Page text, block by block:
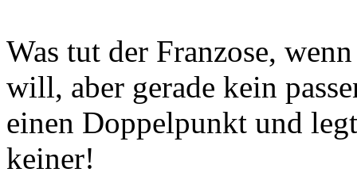
Was tut der Franzose,
will, aber gerade kein
einen Doppelpunkt und
keiner!